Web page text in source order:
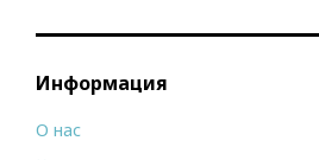
Информация
О нас